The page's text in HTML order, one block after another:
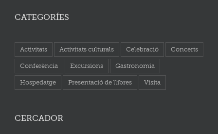
CATEGORÍES
Activitats Activitats culturals Celebració Concerts
Conferència Excursions Gastronomia
Hospedatge Presentació de llibres Visita
CERCADOR